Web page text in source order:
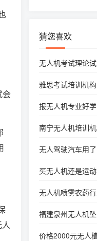
会
猜您喜欢
无人机考试理论
雅思考试培训机
报无人机专业好
南宁无人机培训
无人驾驶汽车用
买无人机还是运
无人机喷雾农药
福建泉州无人机
价格2000元无人